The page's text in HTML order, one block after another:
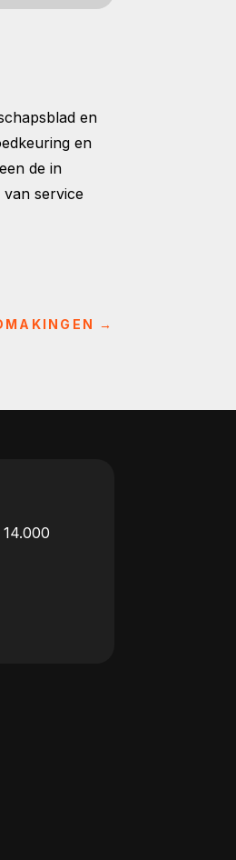
en
en
de in
service
→